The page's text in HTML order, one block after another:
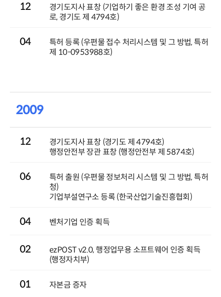
12
경기도지사 표창 (기업하기 좋은 환경 조성 기여 공
로, 경기도 제 4794호)
04
특허 등록 (우편물 접수 처리시스템 및 그 방법, 특허
제 10-0953988호)
2009
12
경기도지사 표창 (경기도 제 4794호)
행정안전부 장관 표창 (행정안전부 제 5874호)
06
특허 출원 (우편물 정보처리 시스템 및 그 방법, 특허
청)
기업부설연구소 등록 (한국산업기술진흥협회)
04 벤처기업 인증 획득
02
ezPOST v2.0, 행정업무용 소프트웨어 인증 획득
(행정자치부)
01 자본금 증자